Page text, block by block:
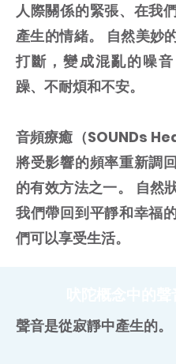
人際關係的緊張、在我
產生的情緒。 自然美妙
打斷，變成混亂的噪
躁、不耐煩和不安。
音頻療癒（SOUNDs
將受影響的頻率重新調
的有效方法之一。 自然
我們帶回到平靜和幸福
們可以享受生活。
聲音是從寂靜中產生的。